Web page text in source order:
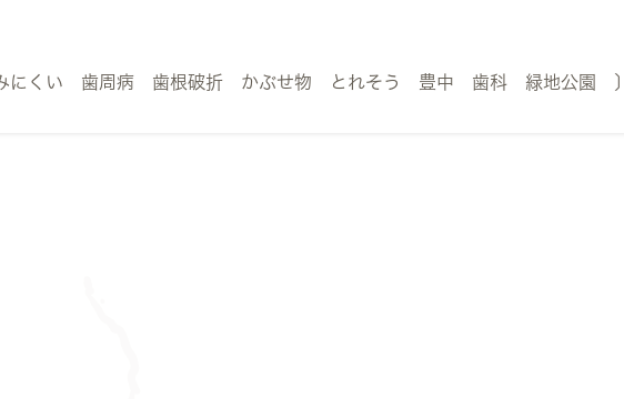
くい 歯周病 歯根破折 かぶせ物 とれそう 豊中 歯科 緑地公園 〕